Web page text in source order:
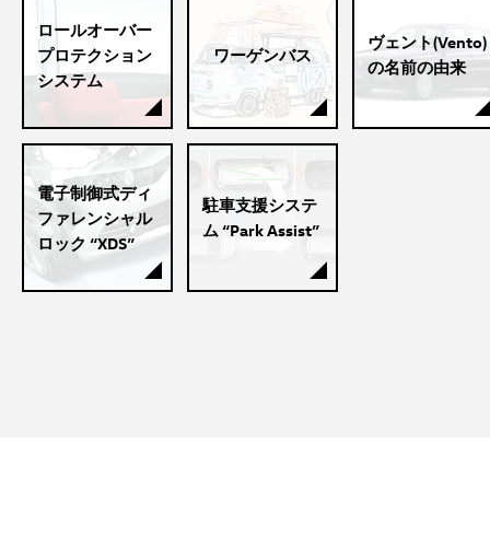
ロールオーバー
プロテクション
システム
ワーゲンバス
ヴェント(Vento)
の名前の由来
電子制御式ディ
ファレンシャル
ロック “XDS”
駐車支援システ
ム “Park Assist”